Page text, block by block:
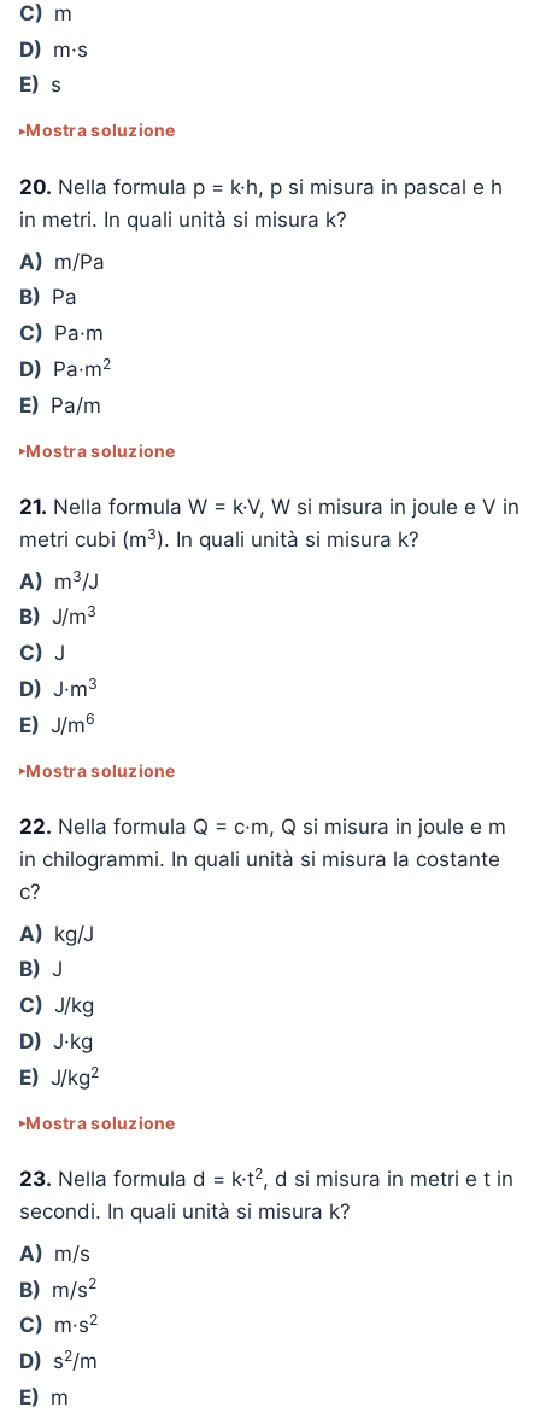
C) m
D) m·s
E) s
Mostra soluzione
20. Nella formula p = k·h, p si misura in pascal e h
in metri. In quali unità si misura k?
A) m/Pa
B) Pa
C) Pa·m
D) Pa·m2
E) Pa/m
Mostra soluzione
21. Nella formula W = k·V, W si misura in joule e V in
metri cubi (m3). In quali unità si misura k?
A) m3/J
B) J/m3
C) J
D) J·m3
E) J/m6
Mostra soluzione
22. Nella formula Q = c·m, Q si misura in joule e m
in chilogrammi. In quali unità si misura la costante
c?
A) kg/J
B) J
C) J/kg
D) J·kg
E) J/kg2
Mostra soluzione
23. Nella formula d = k·t2, d si misura in metri e t in
secondi. In quali unità si misura k?
A) m/s
B) m/s2
C) m·s2
D) s2/m
E) m